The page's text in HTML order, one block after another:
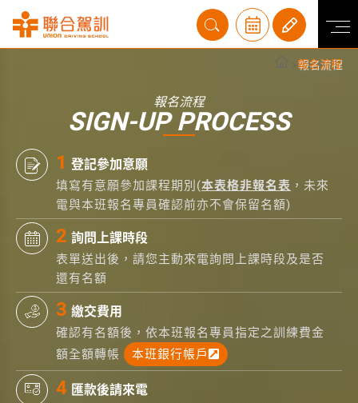
報名流程
報名流程
SIGN-UP PROCESS
登記參加意願
填寫有意願參加課程期別(本表格非報名表 ，未來
電與本班報名專員確認前亦不會保留名額)
詢問上課時段
表單送出後，請您主動來電詢問上課時段及是否
還有名額
繳交費用
確認有名額後，依本班報名專員指定之訓練費金
額全額轉帳
本班銀行帳戶
匯款後請來電